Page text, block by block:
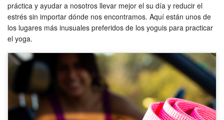
práctica y ayudar a nosotros llevar mejor el su día y reducir el
estrés sin importar dónde nos encontramos. Aquí están unos de
los lugares más inusuales preferidos de los yoguis para practicar
el yoga.